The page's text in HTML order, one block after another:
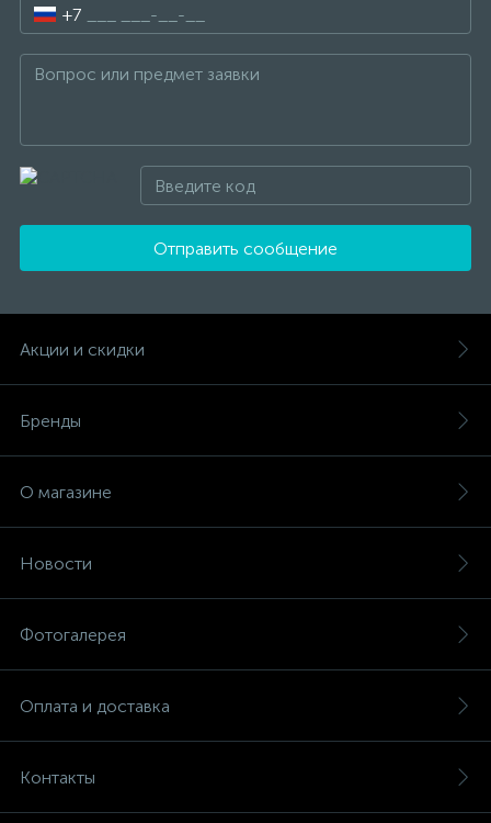
+7
Отправить сообщение
Акции и скидки
Бренды
О магазине
Новости
Фотогалерея
Оплата и доставка
Контакты